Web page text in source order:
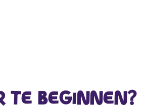
TE BEGINNEN?